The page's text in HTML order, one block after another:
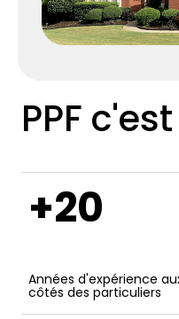
PPF
+20
Années d'expérience
côtés des particuliers